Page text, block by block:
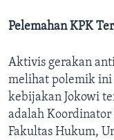
Pelemahan KPK
Aktivis gerakan
melihat polemik ini
kebijakan Jokowi
adalah
Fakultas Hukum,